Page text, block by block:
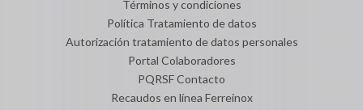
Términos y condiciones
Política Tratamiento de datos
Autorización tratamiento de datos personales
Portal Colaboradores
PQRSF Contacto
Recaudos en línea Ferreinox